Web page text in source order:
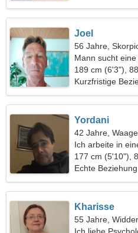
Joel
56 Jahre,
Mann sucht
189 cm (6'3"),
Kurzfristige
Yordani
42 Jahre, Waage
Ich arbeite in
nach einer
177 cm (5'10"),
Echte Beziehung
Kharisse
55 Jahre, Widder